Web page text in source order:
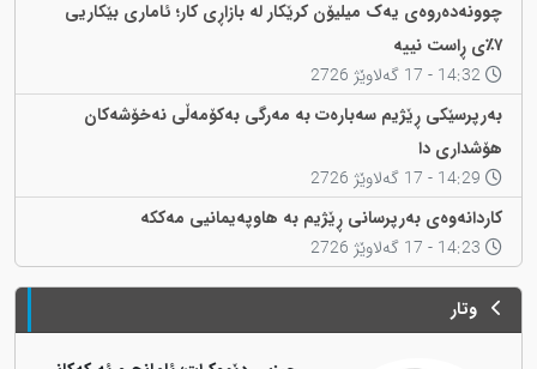
چوونەدەروەی یەک میلیۆن کرێکار لە بازاڕی کار؛ ئاماری بێکاریی
٧٪ی ڕاست نییە
بەرپرسێکی ڕێژیم سەبارەت بە مەرگی بەکۆمەڵی نەخۆشەکان
هۆشداری دا
کاردانەوەی بەرپرسانی ڕێژیم بە هاوپەیمانیی مەککە
وتار